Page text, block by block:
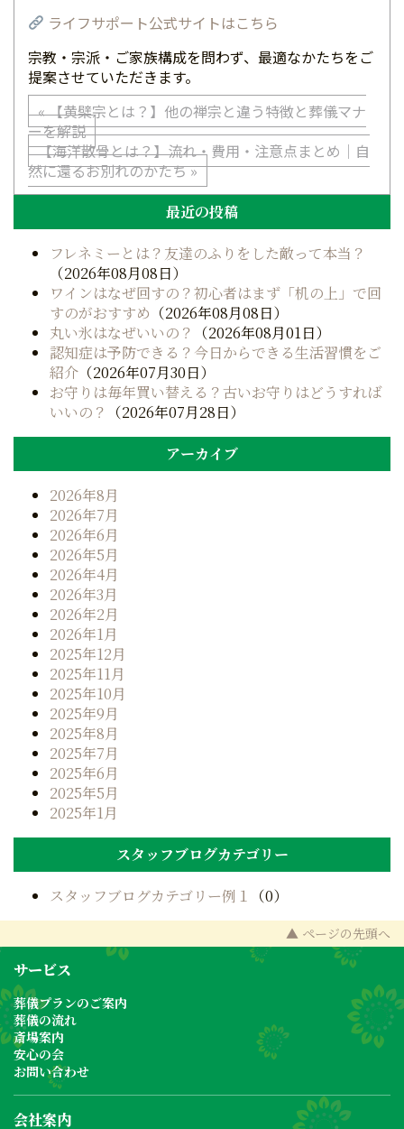
ライフサポート公式サイトはこちら
宗教・宗派・ご家族構成を問わず、最適なかたちをご
提案させていただきます。
投
稿
ナ
ビ
ゲ
ー
シ
ョ
ン
« 【黄檗宗とは？】他の禅宗と違う特徴と葬儀マナ
ーを解説
【海洋散骨とは？】流れ・費用・注意点まとめ｜自
然に還るお別れのかたち »
最近の投稿
フレネミーとは？友達のふりをした敵って本当？
（2026年08月08日）
ワインはなぜ回すの？初心者はまず「机の上」で回
すのがおすすめ （2026年08月08日）
丸い氷はなぜいいの？
（2026年08月01日）
認知症は予防できる？今日からできる生活習慣をご
紹介 （2026年07月30日）
お守りは毎年買い替える？古いお守りはどうすれば
いいの？
（2026年07月28日）
アーカイブ
2026年8月
2026年7月
2026年6月
2026年5月
2026年4月
2026年3月
2026年2月
2026年1月
2025年12月
2025年11月
2025年10月
2025年9月
2025年8月
2025年7月
2025年6月
2025年5月
2025年1月
スタッフブログカテゴリー
スタッフブログカテゴリー例１
（0）
▲ ページの先頭へ
サービス
葬儀プランのご案内
葬儀の流れ
斎場案内
安心の会
お問い合わせ
会社案内